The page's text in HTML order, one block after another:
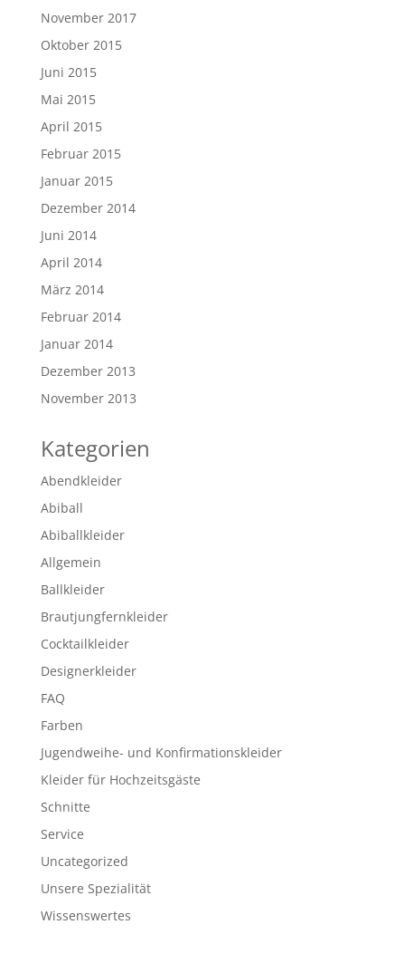
November 2017
Oktober 2015
Juni 2015
Mai 2015
April 2015
Februar 2015
Januar 2015
Dezember 2014
Juni 2014
April 2014
März 2014
Februar 2014
Januar 2014
Dezember 2013
November 2013
Kategorien
Abendkleider
Abiball
Abiballkleider
Allgemein
Ballkleider
Brautjungfernkleider
Cocktailkleider
Designerkleider
FAQ
Farben
Jugendweihe- und Konfirmationskleider
Kleider für Hochzeitsgäste
Schnitte
Service
Uncategorized
Unsere Spezialität
Wissenswertes